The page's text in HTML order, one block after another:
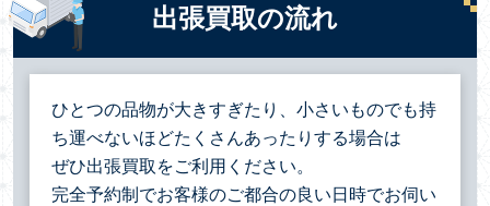
出張買取の流れ
ひとつの品物が大きすぎたり、小さいものでも持
ち運べないほどたくさんあったりする場合は
ぜひ出張買取をご利用ください。
完全予約制でお客様のご都合の良い日時でお伺い